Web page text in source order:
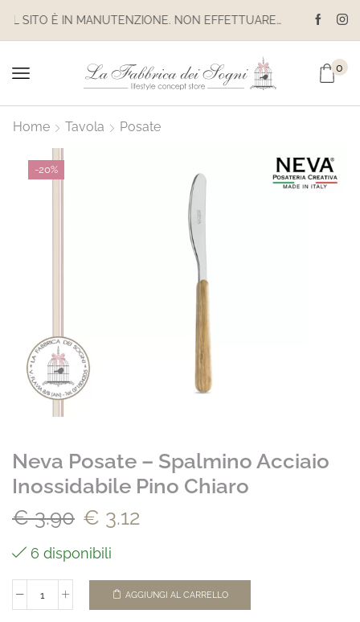
IL SITO È IN MANUTENZIONE. NON EFFETTUARE ACQUISTI. LE SPEDIZIONI SONO SOSPESE
0
Home Tavola Posate
-20%
Neva Posate – Spalmino Acciaio
Inossidabile Pino Chiaro
€3.90 € 3.12
6 disponibili
AGGIUNGI AL CARRELLO